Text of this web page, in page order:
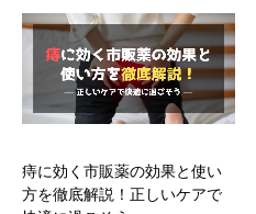
痔に効く市販薬の効果と使い
方を徹底解説！正しいケアで